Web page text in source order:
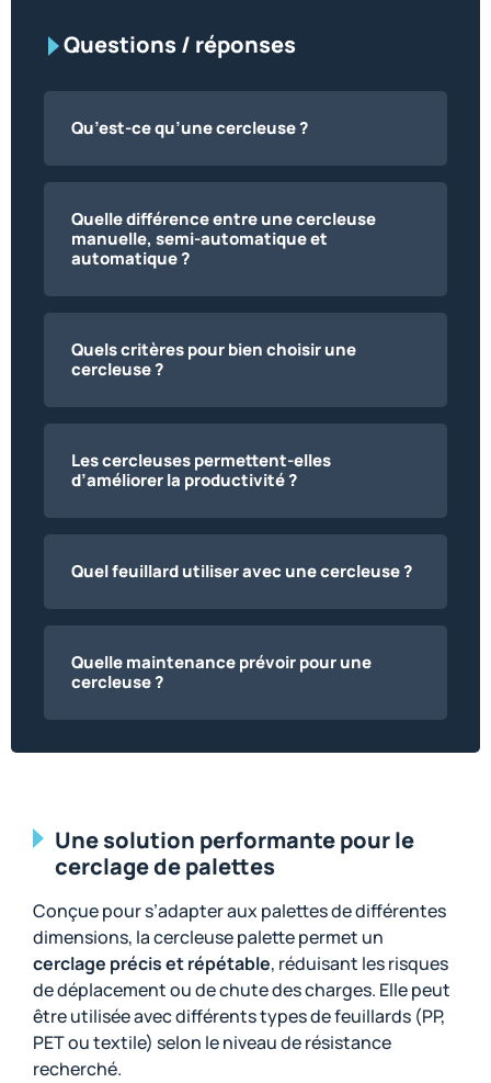
Questions / réponses
Qu’est-ce qu’une cercleuse ?
Quelle différence entre une cercleuse
manuelle, semi-automatique et
automatique ?
Quels critères pour bien choisir une
cercleuse ?
Les cercleuses permettent-elles
d’améliorer la productivité ?
Quel feuillard utiliser avec une cercleuse ?
Quelle maintenance prévoir pour une
cercleuse ?
Une solution performante pour le
cerclage de palettes
Conçue pour s’adapter aux palettes de différentes
dimensions, la cercleuse palette permet un
cerclage précis et répétable, réduisant les risques
de déplacement ou de chute des charges. Elle peut
être utilisée avec différents types de feuillards (PP,
PET ou textile) selon le niveau de résistance
recherché.